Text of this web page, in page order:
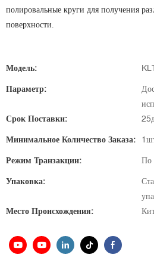
полировальные круги для получения
поверхности.
Модель:
Параметр:
Срок Поставки:
Минимальное Количество Заказа:
Режим Транзакции: По
Упаковка:
Место Происхождения: